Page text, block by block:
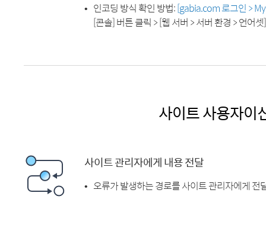
인코딩 방식 확인 방법:[gabia.com 로그인 >
[콘솔] 버튼 클릭 > [웹 서버 > 서버 환경 > 언어
사이트 사용자이
사이트 관리자에게 내용 전달
오류가 발생하는 경로를 사이트 관리자에게 전